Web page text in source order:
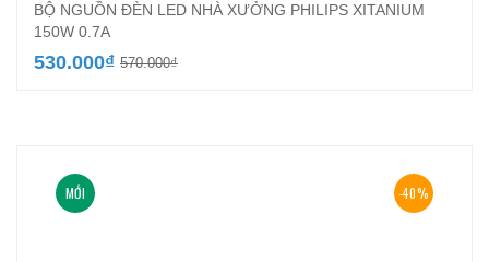
BỘ NGUỒN ĐÈN LED NHÀ XƯỞNG PHILIPS XITANIUM
150W 0.7A
570.000₫Giá
530.000₫
Giá
-40%
MỚI